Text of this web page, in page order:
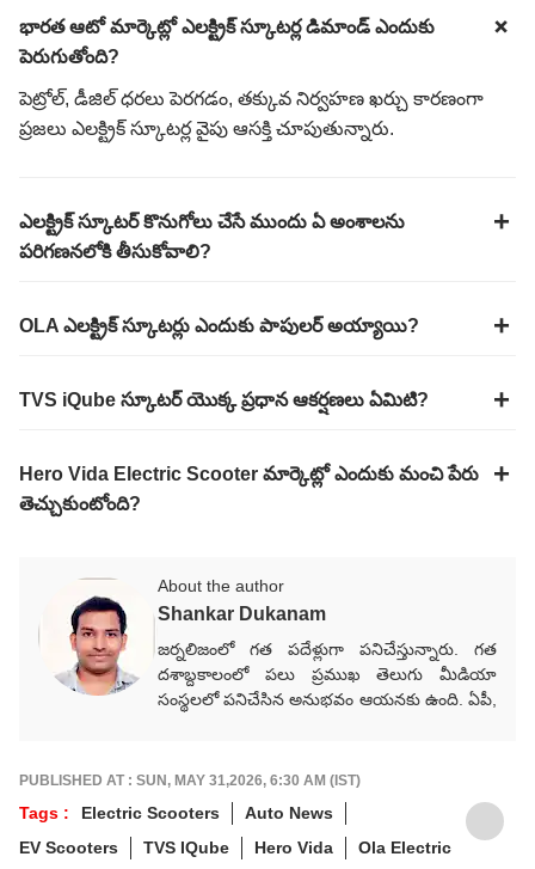
భారత ఆటో మార్కెట్లో ఎలక్ట్రిక్ స్కూటర్ల డిమాండ్ ఎందుకు
పెరుగుతోంది?
పెట్రోల్, డీజిల్ ధరలు పెరగడం, తక్కువ నిర్వహణ ఖర్చు కారణంగా
ప్రజలు ఎలక్ట్రిక్ స్కూటర్ల వైపు ఆసక్తి చూపుతున్నారు.
ఎలక్ట్రిక్ స్కూటర్ కొనుగోలు చేసే ముందు ఏ అంశాలను
పరిగణనలోకి తీసుకోవాలి?
OLA ఎలక్ట్రిక్ స్కూటర్లు ఎందుకు పాపులర్ అయ్యాయి?
TVS iQube స్కూటర్ యొక్క ప్రధాన ఆకర్షణలు ఏమిటి?
Hero Vida Electric Scooter మార్కెట్లో ఎందుకు మంచి పేరు
తెచ్చుకుంటోంది?
About the author
Shankar Dukanam
జర్నలిజంలో గత పదేళ్లుగా పనిచేస్తున్నారు. గత
దశాబ్దకాలంలో పలు ప్రముఖ తెలుగు మీడియా
సంస్థలలో పనిచేసిన అనుభవం ఆయనకు ఉంది. ఏపీ,
గ్రాడ్యుయేషన్ పూర్తయ్యాక జర్నలిజం కోర్సు పూర్తిచేసి
కెరీర్‌గా ఎంచుకున్నారు. నేషనల్ మీడియాకు చెందిన
పలు తెలుగు మీడియా సంస్థలలో సీనియర్ కంటెంట్
రైటర్‌గా సేవలు అందించారు. జర్నలిజంలో వందేళ్లకు
PUBLISHED AT : SUN, MAY 31,2026, 6:30 AM (IST)
Tags : Electric Scooters
Auto News
EV Scooters
TVS IQube Hero Vida Ola Electric